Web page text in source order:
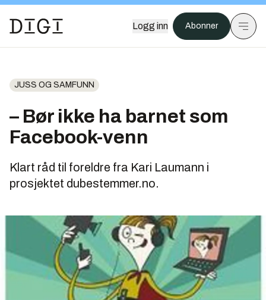
Logg inn Abonner
JUSS OG SAMFUNN
– Bør ikke ha barnet som
Facebook-venn
Klart råd til foreldre fra Kari Laumann i
prosjektet dubestemmer.no.